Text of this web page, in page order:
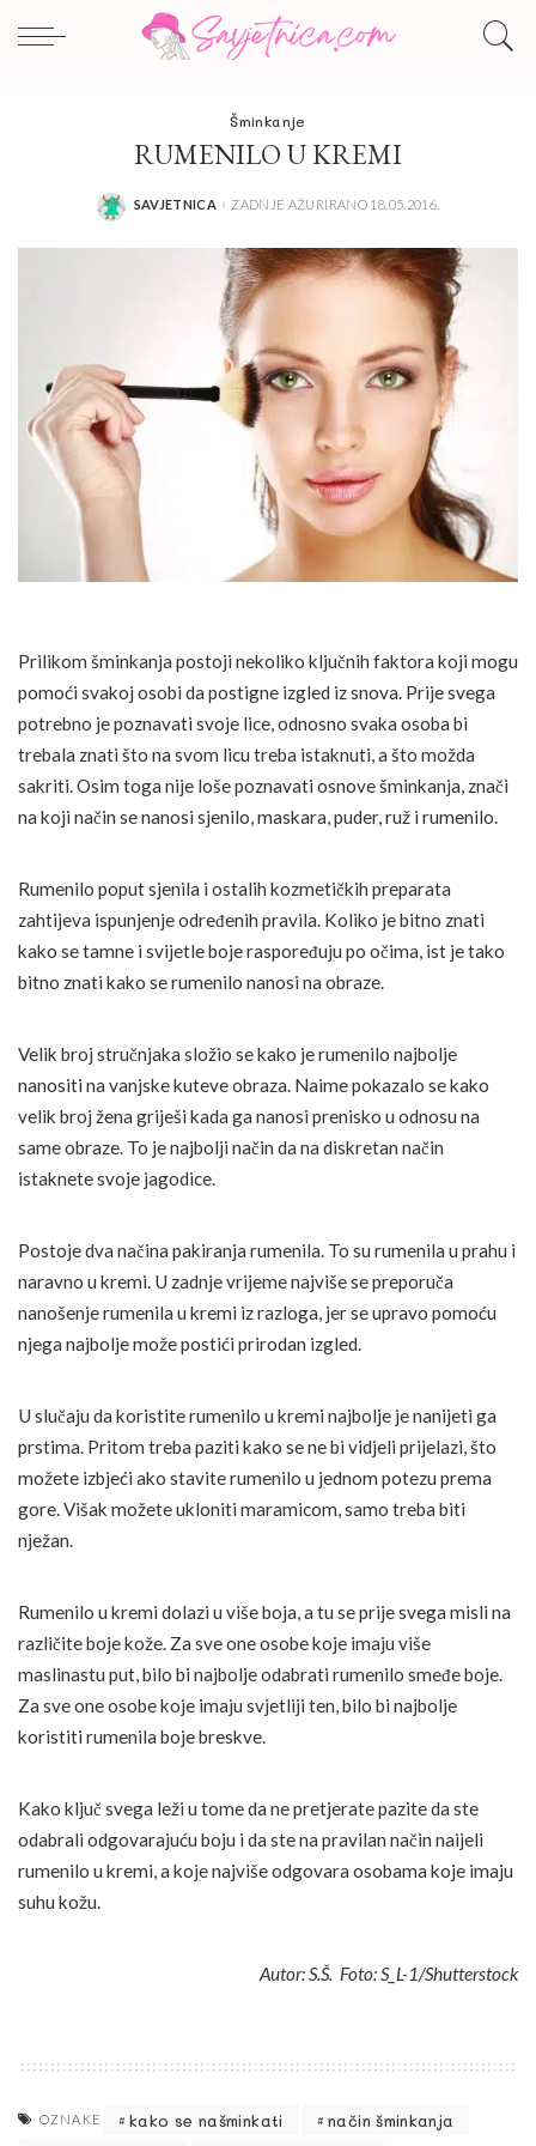
Šminkanje
RUMENILO U KREMI
POSTED
SAVJETNICA ZADNJE AŽURIRANO 18.05.2016.
Prilikom šminkanja postoji nekoliko ključnih faktora koji mogu
pomoći svakoj osobi da postigne izgled iz snova. Prije svega
potrebno je poznavati svoje lice, odnosno svaka osoba bi
trebala znati što na svom licu treba istaknuti, a što možda
sakriti. Osim toga nije loše poznavati osnove šminkanja, znači
na koji način se nanosi sjenilo, maskara, puder, ruž i rumenilo.
Rumenilo poput sjenila i ostalih kozmetičkih preparata
zahtijeva ispunjenje određenih pravila. Koliko je bitno znati
kako se tamne i svijetle boje raspoređuju po očima, ist je tako
bitno znati kako se rumenilo nanosi na obraze.
Velik broj stručnjaka složio se kako je rumenilo najbolje
nanositi na vanjske kuteve obraza. Naime pokazalo se kako
velik broj žena griješi kada ga nanosi prenisko u odnosu na
same obraze. To je najbolji način da na diskretan način
istaknete svoje jagodice.
Postoje dva načina pakiranja rumenila. To su rumenila u prahu i
naravno u kremi. U zadnje vrijeme najviše se preporuča
nanošenje rumenila u kremi iz razloga, jer se upravo pomoću
njega najbolje može postići prirodan izgled.
U slučaju da koristite rumenilo u kremi najbolje je nanijeti ga
prstima. Pritom treba paziti kako se ne bi vidjeli prijelazi, što
možete izbjeći ako stavite rumenilo u jednom potezu prema
gore. Višak možete ukloniti maramicom, samo treba biti
nježan.
Rumenilo u kremi dolazi u više boja, a tu se prije svega misli na
različite boje kože. Za sve one osobe koje imaju više
maslinastu put, bilo bi najbolje odabrati rumenilo smeđe boje.
Za sve one osobe koje imaju svjetliji ten, bilo bi najbolje
koristiti rumenila boje breskve.
Kako ključ svega leži u tome da ne pretjerate pazite da ste
odabrali odgovarajuću boju i da ste na pravilan način naijeli
rumenilo u kremi, a koje najviše odgovara osobama koje imaju
suhu kožu.
Autor: S.Š. Foto: S_L-1/Shutterstock
OZNAKE kako se našminkati
način šminkanja